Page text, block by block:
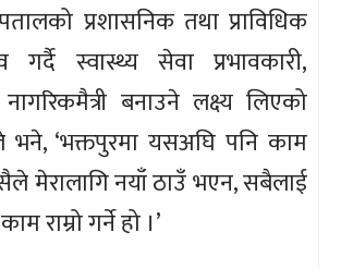
प्रशासनिक तथा प्राविधिक
गर्दै स्वास्थ्य सेवा प्रभावकारी,
बनाउने लक्ष्य लिएको
‘भक्तपुरमा यसअघि पनि काम
मेरालागि नयाँ ठाउँ भएन, सबैलाई
राम्रो गर्ने हो ।’